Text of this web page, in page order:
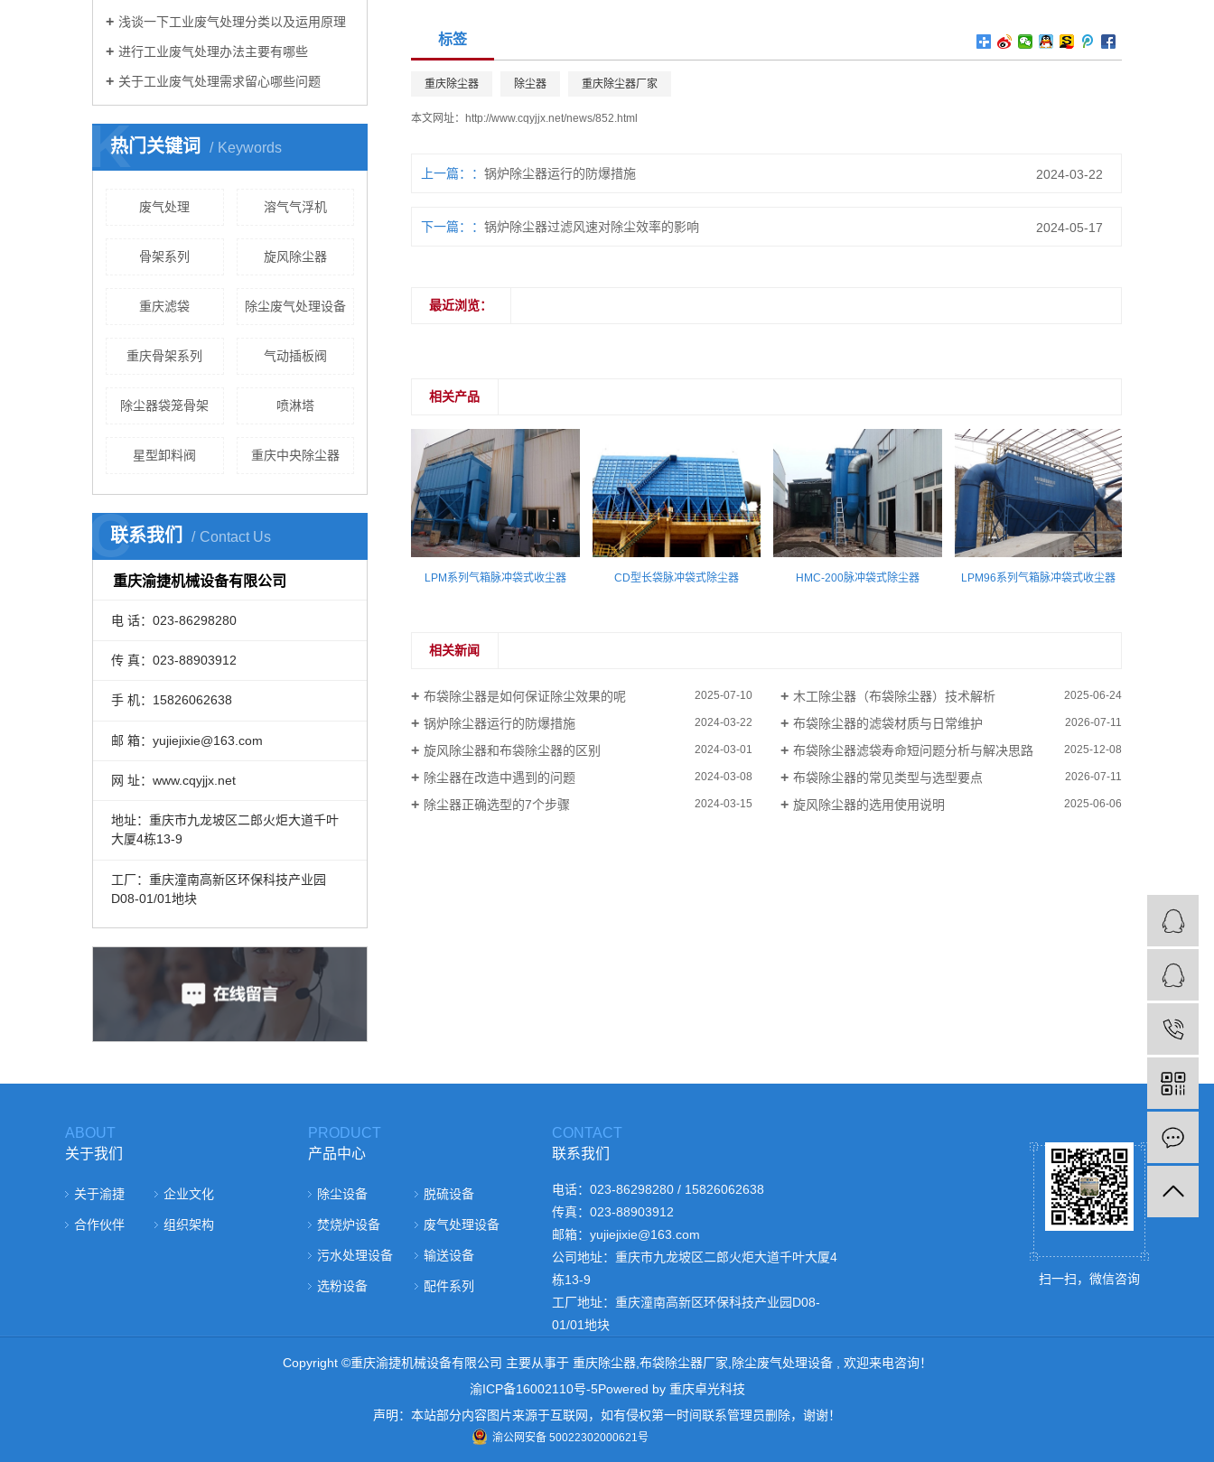
浅谈一下工业废气处理分类以及运用原理
进行工业废气处理办法主要有哪些
关于工业废气处理需求留心哪些问题
热门关键词 Keywords
K
废气处理 溶气气浮机
骨架系列 旋风除尘器
重庆滤袋 除尘废气处理设备
重庆骨架系列 气动插板阀
除尘器袋笼骨架 喷淋塔
星型卸料阀 重庆中央除尘器
联系我们 Contact Us
C
重庆渝捷机械设备有限公司
电 话：023-86298280
传 真：023-88903912
手 机：15826062638
邮 箱：yujiejixie@163.com
网 址：www.cqyjjx.net
地址：重庆市九龙坡区二郎火炬大道千叶
大厦4栋13-9
工厂：重庆潼南高新区环保科技产业园
D08-01/01地块
标签
重庆除尘器 除尘器 重庆除尘器厂家
本文网址： http://www.cqyjjx.net/news/852.html
上一篇： 锅炉除尘器运行的防爆措施 2024-03-22
下一篇： 锅炉除尘器过滤风速对除尘效率的影响 2024-05-17
最近浏览：
相关产品
WDJ电除尘器 LPM系列气箱脉冲袋式收尘器 CD型长袋脉冲袋式除尘器 HMC-200脉冲袋式除尘器 LPM96系列气箱脉冲袋式收尘器
相关新闻
布袋除尘器是如何保证除尘效果的呢 2025-07-10 木工除尘器（布袋除尘器）技术解析 2025-06-24
锅炉除尘器运行的防爆措施 2024-03-22 布袋除尘器的滤袋材质与日常维护 2026-07-11
旋风除尘器和布袋除尘器的区别 2024-03-01 布袋除尘器滤袋寿命短问题分析与解决思路 2025-12-08
除尘器在改造中遇到的问题 2024-03-08 布袋除尘器的常见类型与选型要点 2026-07-11
除尘器正确选型的7个步骤 2024-03-15 旋风除尘器的选用使用说明 2025-06-06
ABOUT
关于我们
关于渝捷 企业文化
合作伙伴 组织架构
PRODUCT
产品中心
除尘设备 脱硫设备
焚烧炉设备 废气处理设备
污水处理设备 输送设备
选粉设备 配件系列
CONTACT
联系我们
电话：023-86298280 / 15826062638
传真：023-88903912
邮箱：yujiejixie@163.com
公司地址：重庆市九龙坡区二郎火炬大道千叶大厦4
栋13-9
工厂地址：重庆潼南高新区环保科技产业园D08-
01/01地块
扫一扫，微信咨询
Copyright ©重庆渝捷机械设备有限公司 主要从事于 重庆除尘器, 布袋除尘器厂家 除尘废气处理设备, 欢迎来电咨询！
渝ICP备16002110号-5Powered by 重庆卓光科技
声明：本站部分内容图片来源于互联网，如有侵权第一时间联系管理员删除，谢谢！
渝公网安备 50022302000621号